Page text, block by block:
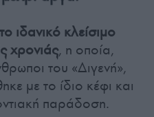
ιδανικό κλείσιμο
χρονιάς, η οποία,
του «Διγενή»,
με το ίδιο κέφι και
παράδοση.